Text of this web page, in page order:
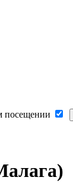
посещении